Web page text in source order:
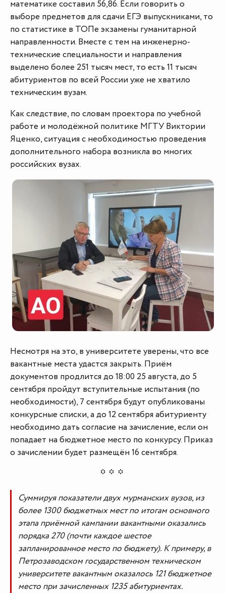
математике составил 56,86. Если говорить о
выборе предметов для сдачи ЕГЭ выпускниками, то
по статистике в ТОПе экзамены гуманитарной
направленности. Вместе с тем на инженерно-
технические специальности и направления
выделено более 251 тысяч мест, то есть 11 тысяч
абитуриентов по всей России уже не хватило
техническим вузам.
Как следствие, по словам проектора по учебной
работе и молодёжной политике МГТУ Виктории
Яценко, ситуация с необходимостью проведения
дополнительного набора возникла во многих
российских вузах.
Несмотря на это, в университете уверены, что все
вакантные места удастся закрыть. Приём
документов продлится до 18:00 25 августа, до 5
сентября пройдут вступительные испытания (по
необходимости), 7 сентября будут опубликованы
конкурсные списки, а до 12 сентября абитуриенту
необходимо дать согласие на зачисление, если он
попадает на бюджетное место по конкурсу. Приказ
о зачислении будет размещён 16 сентября.
Суммируя показатели двух мурманских вузов, из
более 1300 бюджетных мест по итогам основного
этапа приёмной кампании вакантными оказались
порядка 270 (почти каждое шестое
запланированное место по бюджету). К примеру, в
Петрозаводском государственном техническом
университете вакантным оказалось 121 бюджетное
место при зачисленных 1235 абитуриентах.